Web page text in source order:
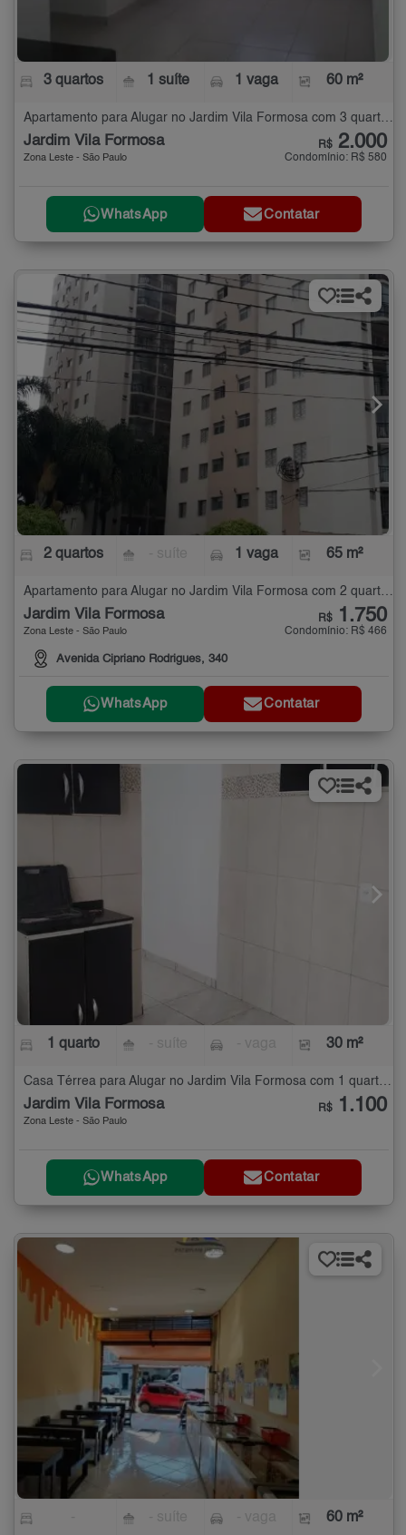
3 quartos 1 suíte 1 vaga 60 m²
Apartamento para Alugar no Jardim Vila Formosa com 3 quartos - 60 m²
Jardim Vila Formosa
Zona Leste - São Paulo
R$ 2.000
Condomínio: R$ 580
WhatsApp Contatar
2 quartos 1 vaga 65 m²
Apartamento para Alugar no Jardim Vila Formosa com 2 quartos - 65 m²
Jardim Vila Formosa
Zona Leste - São Paulo
Avenida Cipriano Rodrigues, 340
R$ 1.750
Condomínio: R$ 466
WhatsApp Contatar
1 quarto 30 m²
Jardim Vila Formosa
Zona Leste - São Paulo
R$ 1.100
WhatsApp Contatar
60 m²